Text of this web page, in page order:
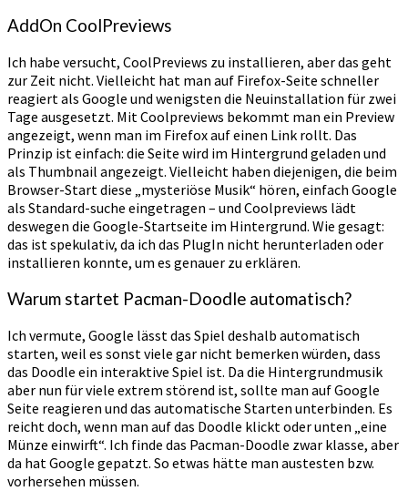
AddOn CoolPreviews
Ich habe versucht, CoolPreviews zu installieren, aber das geht
zur Zeit nicht. Vielleicht hat man auf Firefox-Seite schneller
reagiert als Google und wenigsten die Neuinstallation für zwei
Tage ausgesetzt. Mit Coolpreviews bekommt man ein Preview
angezeigt, wenn man im Firefox auf einen Link rollt. Das
Prinzip ist einfach: die Seite wird im Hintergrund geladen und
als Thumbnail angezeigt. Vielleicht haben diejenigen, die beim
Browser-Start diese „mysteriöse Musik“ hören, einfach Google
als Standard-suche eingetragen – und Coolpreviews lädt
deswegen die Google-Startseite im Hintergrund. Wie gesagt:
das ist spekulativ, da ich das PlugIn nicht herunterladen oder
installieren konnte, um es genauer zu erklären.
Warum startet Pacman-Doodle automatisch?
Ich vermute, Google lässt das Spiel deshalb automatisch
starten, weil es sonst viele gar nicht bemerken würden, dass
das Doodle ein interaktive Spiel ist. Da die Hintergrundmusik
aber nun für viele extrem störend ist, sollte man auf Google
Seite reagieren und das automatische Starten unterbinden. Es
reicht doch, wenn man auf das Doodle klickt oder unten „eine
Münze einwirft“. Ich finde das Pacman-Doodle zwar klasse, aber
da hat Google gepatzt. So etwas hätte man austesten bzw.
vorhersehen müssen.